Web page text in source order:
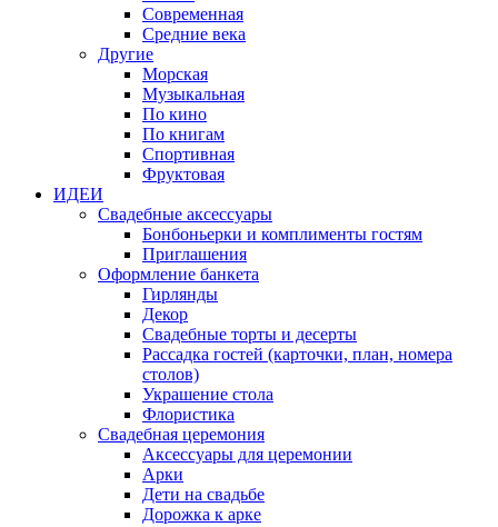
Современная
Средние века
Другие
Морская
Музыкальная
По кино
По книгам
Спортивная
Фруктовая
ИДЕИ
Свадебные аксессуары
Бонбоньерки и комплименты гостям
Приглашения
Оформление банкета
Гирлянды
Декор
Свадебные торты и десерты
Рассадка гостей (карточки, план, номера
столов)
Украшение стола
Флористика
Свадебная церемония
Аксессуары для церемонии
Арки
Дети на свадьбе
Дорожка к арке